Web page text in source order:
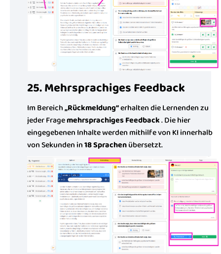
25. Mehrsprachiges Feedback
Im Bereich„Rückmeldung“erhalten die Lernenden zu
jeder Fragemehrsprachiges Feedback. Die hier
eingegebenen Inhalte werden mithilfe von KI innerhalb
von Sekunden in18 Sprachenübersetzt.